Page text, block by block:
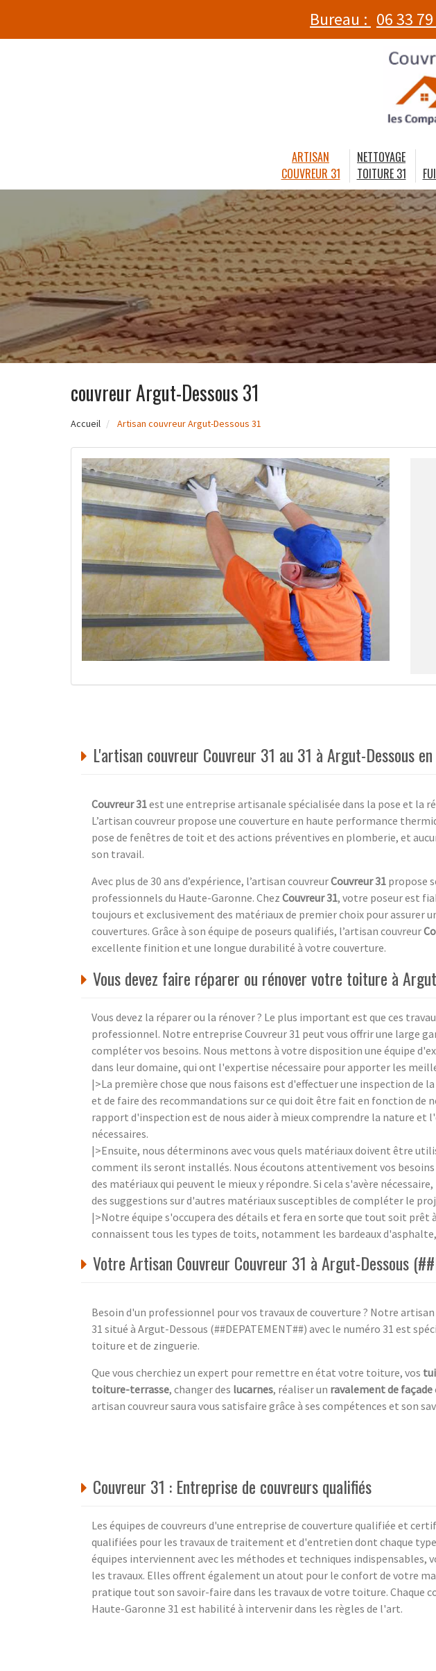
Bureau : 06 33
ARTISAN
COUVREUR 31
NETTOYAGE
TOITURE 31
couvreur Argut-Dessous 31
Accueil Artisan couvreur Argut-Dessous 31
L'artisan couvreur Couvreur 31 au 31 à Argut-Dessous
Couvreur 31est une entreprise artisanale spécialisée dans la pose et la
L’artisan couvreur propose une couverture en haute performance
pose de fenêtres de toit et des actions préventives en plomberie, et
son travail.
Avec plus de 30 ans d’expérience, l’artisan couvreurCouvreur 31 propose
professionnels du Haute-Garonne. Chez Couvreur 31, votre poseur est
toujours et exclusivement des matériaux de premier choix pour assurer
couvertures. Grâce à son équipe de poseurs qualifiés, l’artisan couvreur
excellente finition et une longue durabilité à votre couverture.
Vous devez faire réparer ou rénover votre toiture à
Vous devez la réparer ou la rénover ? Le plus important est que ces
professionnel. Notre entreprise Couvreur 31 peut vous offrir une large
compléter vos besoins. Nous mettons à votre disposition une équipe
dans leur domaine, qui ont l'expertise nécessaire pour apporter les
|>La première chose que nous faisons est d'effectuer une inspection de
et de faire des recommandations sur ce qui doit être fait en fonction de
rapport d'inspection est de nous aider à mieux comprendre la nature et
nécessaires.
|>Ensuite, nous déterminons avec vous quels matériaux doivent être
comment ils seront installés. Nous écoutons attentivement vos besoins
des matériaux qui peuvent le mieux y répondre. Si cela s'avère
des suggestions sur d'autres matériaux susceptibles de compléter le
|>Notre équipe s'occupera des détails et fera en sorte que tout soit
connaissent tous les types de toits, notamment les bardeaux
Votre Artisan Couvreur Couvreur 31 à Argut-Dessous
Besoin d'un professionnel pour vos travaux de couverture ? Notre
31 situé à Argut-Dessous (##DEPATEMENT##) avec le numéro 31 est
toiture et de zinguerie.
Que vous cherchiez un expert pour remettre en état votre toiture, vos
toiture-terrasse, changer des lucarnes, réaliser un ravalement de façade
artisan couvreur saura vous satisfaire grâce à ses compétences et son
Couvreur 31 : Entreprise de couvreurs qualifiés
Les équipes de couvreurs d'une entreprise de couverture qualifiée et
qualifiées pour les travaux de traitement et d'entretien dont chaque
équipes interviennent avec les méthodes et techniques indispensables,
les travaux. Elles offrent également un atout pour le confort de votre
pratique tout son savoir-faire dans les travaux de votre toiture. Chaque
Haute-Garonne 31 est habilité à intervenir dans les règles de l'art.